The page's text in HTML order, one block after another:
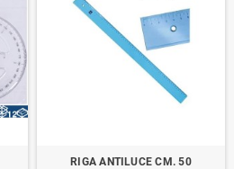
RIGA ANTILUCE CM. 50